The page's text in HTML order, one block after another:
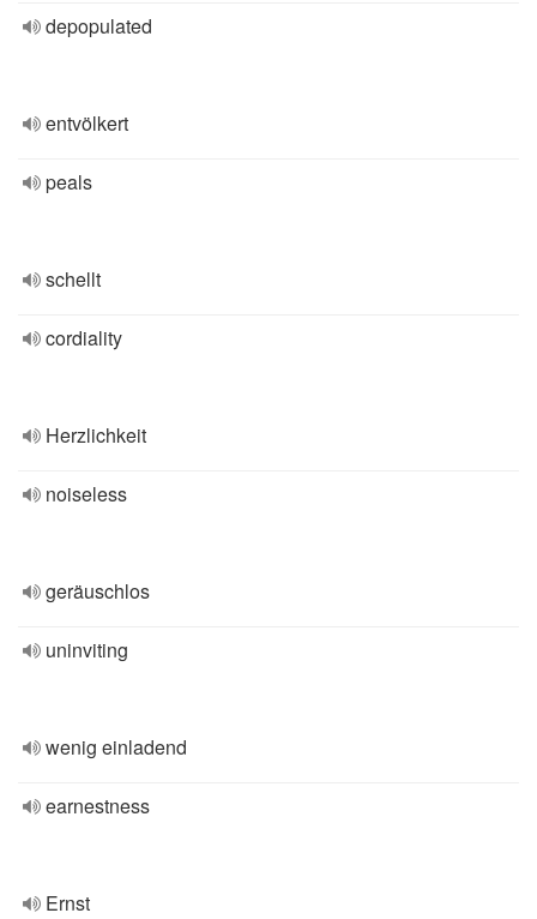
depopulated
entvölkert
peals
schellt
cordiality
Herzlichkeit
noiseless
geräuschlos
uninviting
wenig einladend
earnestness
Ernst